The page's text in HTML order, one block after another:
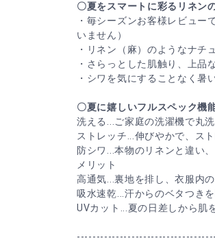
〇夏をスマートに彩るリネン
・毎シーズンお客様レビュー
いません）
・リネン（麻）のようなナチ
・さらっとした肌触り、上品
・シワを気にすることなく暑
〇夏に嬉しいフルスペック機
洗える...ご家庭の洗濯機で丸
ストレッチ...伸びやかで、ス
防シワ...本物のリネンと違い
メリット
高通気...裏地を排し、衣服内
吸水速乾...汗からのベタつき
UVカット...夏の日差しから肌